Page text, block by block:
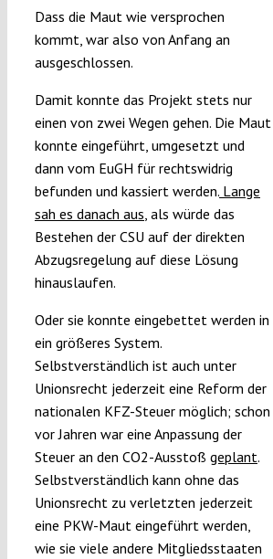
Dass die Maut wie versprochen
kommt, war also von Anfang an
ausgeschlossen.
Damit konnte das Projekt stets nur
einen von zwei Wegen gehen. Die Maut
konnte eingeführt, umgesetzt und
dann vom EuGH für rechtswidrig
befunden und kassiert werden.Lange
sah es danach aus, als würde das
Bestehen der CSU auf der direkten
Abzugsregelung auf diese Lösung
hinauslaufen.
Oder sie konnte eingebettet werden in
ein größeres System.
Selbstverständlich ist auch unter
Unionsrecht jederzeit eine Reform der
nationalen KFZ-Steuer möglich; schon
vor Jahren war eine Anpassung der
Steuer an den CO2-Ausstoß geplant.
Selbstverständlich kann ohne das
Unionsrecht zu verletzten jederzeit
eine PKW-Maut eingeführt werden,
wie sie viele andere Mitgliedsstaaten